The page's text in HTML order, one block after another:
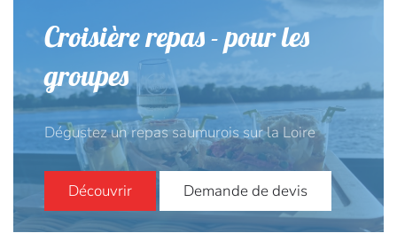
Croisière repas - pour les
groupes
Dégustez un repas saumurois sur la Loire
Découvrir Demande de devis